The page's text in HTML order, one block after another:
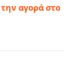
αγορά στο